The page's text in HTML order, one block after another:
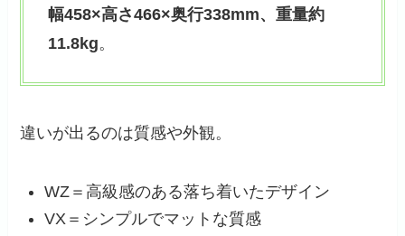
幅458×高さ466×奥行338mm、重量約
11.8kg。
違いが出るのは質感や外観。
WZ＝高級感のある落ち着いたデザイン
VX＝シンプルでマットな質感